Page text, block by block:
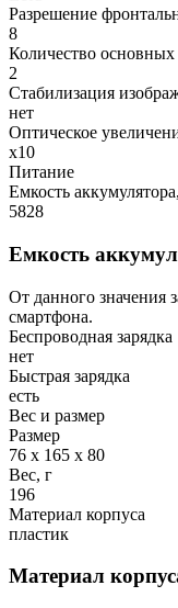
Разрешение
8
Количество
2
Стабилизация
нет
Оптическое
х10
Питание
Емкость
5828
Емкость
От данного значения
смартфона.
Беспроводная зарядка
нет
Быстрая зарядка
есть
Вес и размер
Размер
76 х 165 х 80
Вес, г
196
Материал корпуса
пластик
Материал